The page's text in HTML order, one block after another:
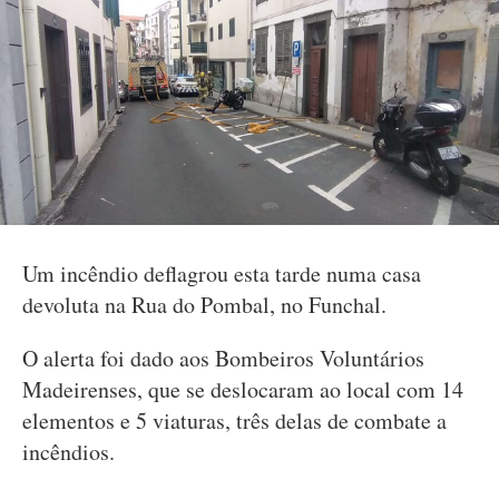
Um incêndio deflagrou esta tarde numa casa
devoluta na Rua do Pombal, no Funchal.
O alerta foi dado aos Bombeiros Voluntários
Madeirenses, que se deslocaram ao local com 14
elementos e 5 viaturas, três delas de combate a
incêndios.